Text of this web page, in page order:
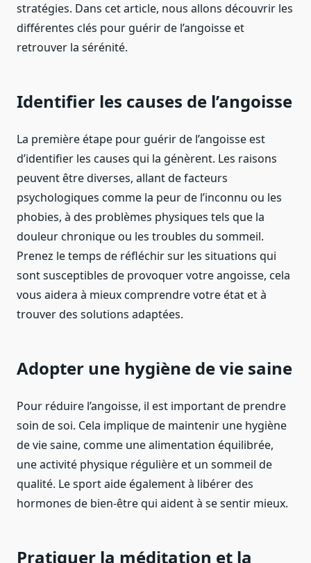
stratégies. Dans cet article, nous allons découvrir les
différentes clés pour guérir de l’angoisse et
retrouver la sérénité.
Identifier les causes de l’angoisse
La première étape pour guérir de l’angoisse est
d’identifier les causes qui la génèrent. Les raisons
peuvent être diverses, allant de facteurs
psychologiques comme la peur de l’inconnu ou les
phobies, à des problèmes physiques tels que la
douleur chronique ou les troubles du sommeil.
Prenez le temps de réfléchir sur les situations qui
sont susceptibles de provoquer votre angoisse, cela
vous aidera à mieux comprendre votre état et à
trouver des solutions adaptées.
Adopter une hygiène de vie saine
Pour réduire l’angoisse, il est important de prendre
soin de soi. Cela implique de maintenir une hygiène
de vie saine, comme une alimentation équilibrée,
une activité physique régulière et un sommeil de
qualité. Le sport aide également à libérer des
hormones de bien-être qui aident à se sentir mieux.
Pratiquer la méditation et la